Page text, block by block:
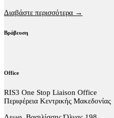
Διαβάστε περισσότερα →
Βράβευση
Office
RIS3 One Stop Liaison Office
Περιφέρεια Κεντρικής Μακεδονίας